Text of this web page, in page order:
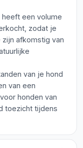
een volume
zodat je
afkomstig van
van je hond
van een
honden van
toezicht tijdens